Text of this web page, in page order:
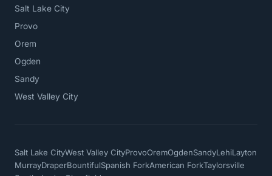
Salt Lake City
Provo
Orem
Ogden
Sandy
West Valley City
Salt Lake CityWest Valley CityProvoOremOgdenSandyLehiLayton
MurrayDraperBountifulSpanish ForkAmerican ForkTaylorsville